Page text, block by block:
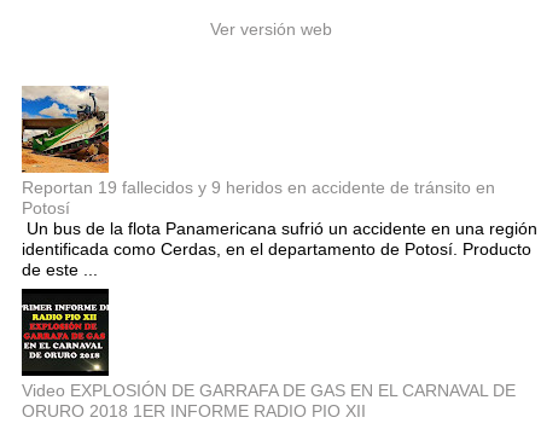
Ver versión web
Reportan 19 fallecidos y 9 heridos en accidente de tránsito en
Potosí
Un bus de la flota Panamericana sufrió un accidente en una región
identificada como Cerdas, en el departamento de Potosí. Producto
de este ...
Video EXPLOSIÓN DE GARRAFA DE GAS EN EL CARNAVAL DE
ORURO 2018 1ER INFORME RADIO PIO XII